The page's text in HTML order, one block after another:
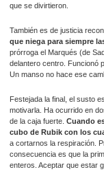
que se divirtieron.
También es de justicia
que niega para siempre
prórroga el Marqués (de
delantero centro. Funcionó
Un manso no hace ese
Festejada la final, el susto
motivarla. Ha ocurrido en
de la caja fuerte. Cuando
cubo de Rubik con los
a cortarnos la respiración.
consecuencia es que la
enteros. Aceptar que estar